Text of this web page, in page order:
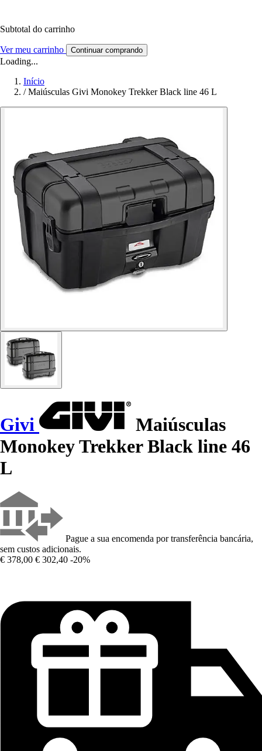
Subtotal do carrinho
Ver meu carrinho Continuar comprando
Loading...
Início
/ Maiúsculas Givi Monokey Trekker Black line 46 L
Givi
Maiúsculas
Monokey Trekker Black line 46
L
Pague a sua encomenda por transferência bancária,
sem custos adicionais.
€ 378,00 € 302,40 -20%